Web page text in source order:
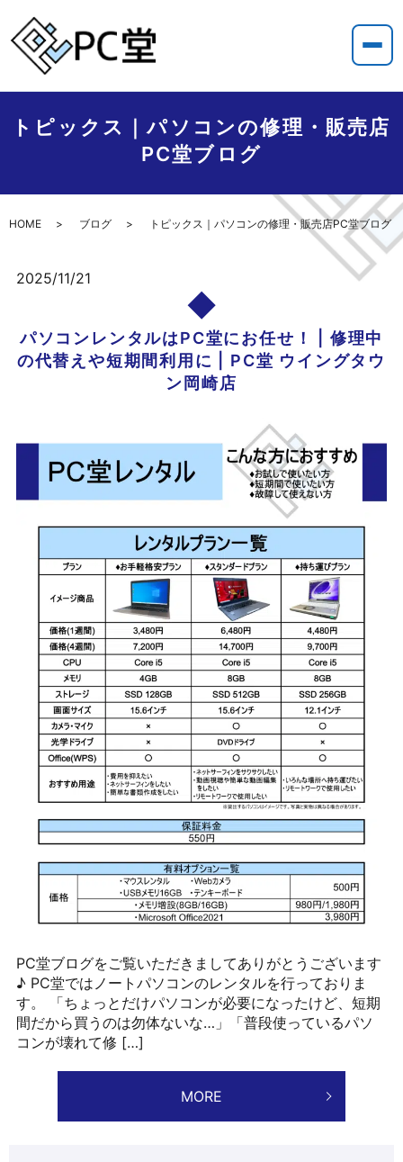
トピックス｜パソコンの修理・販売店
PC堂ブログ
HOME ブログ トピックス｜パソコンの修理・販売店PC堂ブログ
2025/11/21
パソコンレンタルはPC堂にお任せ！ | 修理中
の代替えや短期間利用に | PC堂 ウイングタウ
ン岡崎店
PC堂ブログをご覧いただきましてありがとうございます
♪ PC堂ではノートパソコンのレンタルを行っておりま
す。 「ちょっとだけパソコンが必要になったけど、短期
間だから買うのは勿体ないな…」「普段使っているパソ
コンが壊れて修 […]
MORE